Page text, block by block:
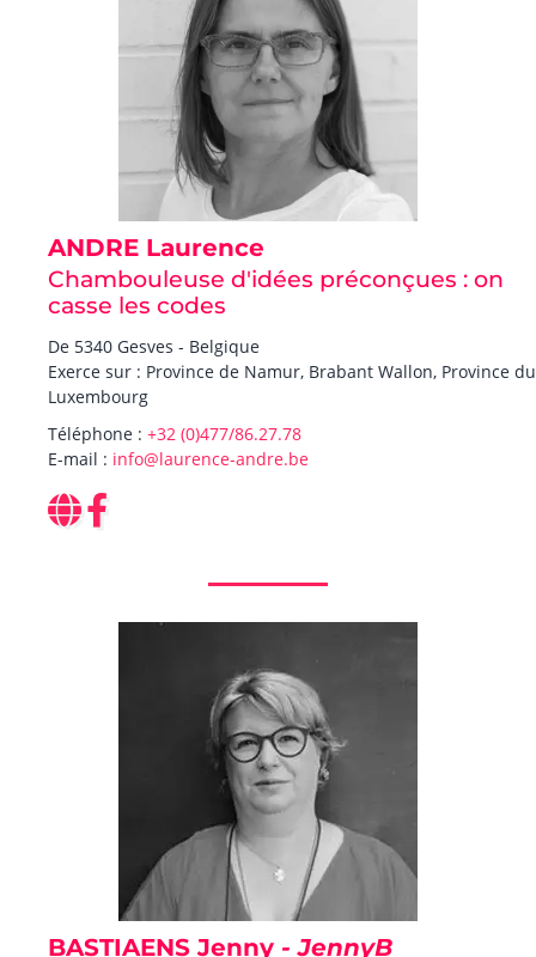
ANDRE Laurence
Chambouleuse d'idées préconçues : on
casse les codes
De 5340 Gesves - Belgique
Exerce sur : Province de Namur, Brabant Wallon, Province du
Luxembourg
Téléphone : +32 (0)477/86.27.78
E-mail : info@laurence-andre.be
BASTIAENS Jenny - JennyB